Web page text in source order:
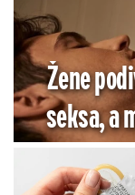
Žene
seksa, a